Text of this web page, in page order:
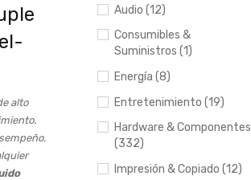
alto
Audio (12)
Consumibles &
Suministros (1)
Energía (8)
Entretenimiento (19)
Hardware & Componentes
(332)
Impresión & Copiado (12)